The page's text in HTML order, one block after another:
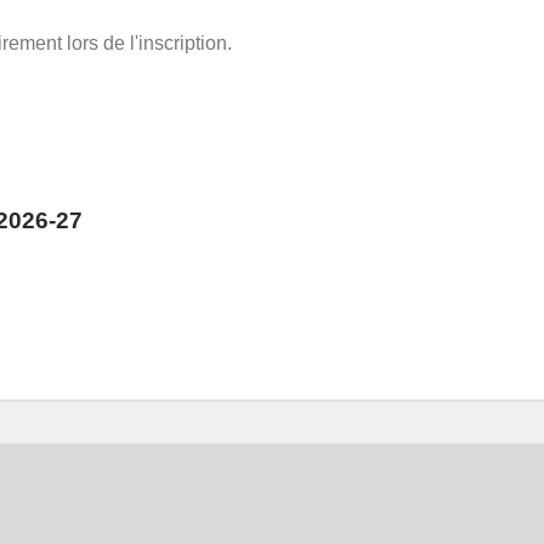
lors de l'inscription.
27